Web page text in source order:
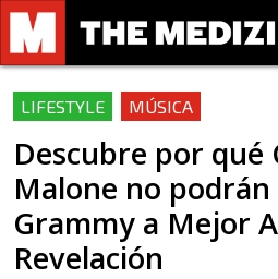
LIFESTYLE MÚSICA
Descubre por qué
Malone no
Grammy a Mejor
Revelación